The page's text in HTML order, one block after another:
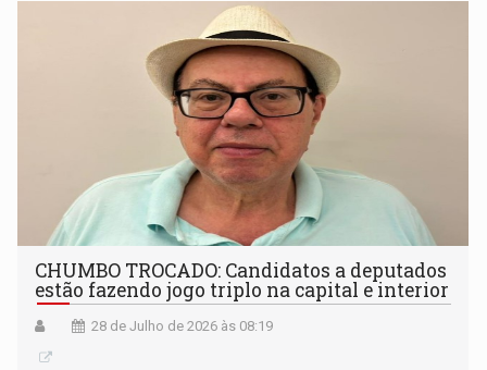
CHUMBO TROCADO: Candidatos a deputados
estão fazendo jogo triplo na capital e interior
28 de Julho de 2026 às 08:19